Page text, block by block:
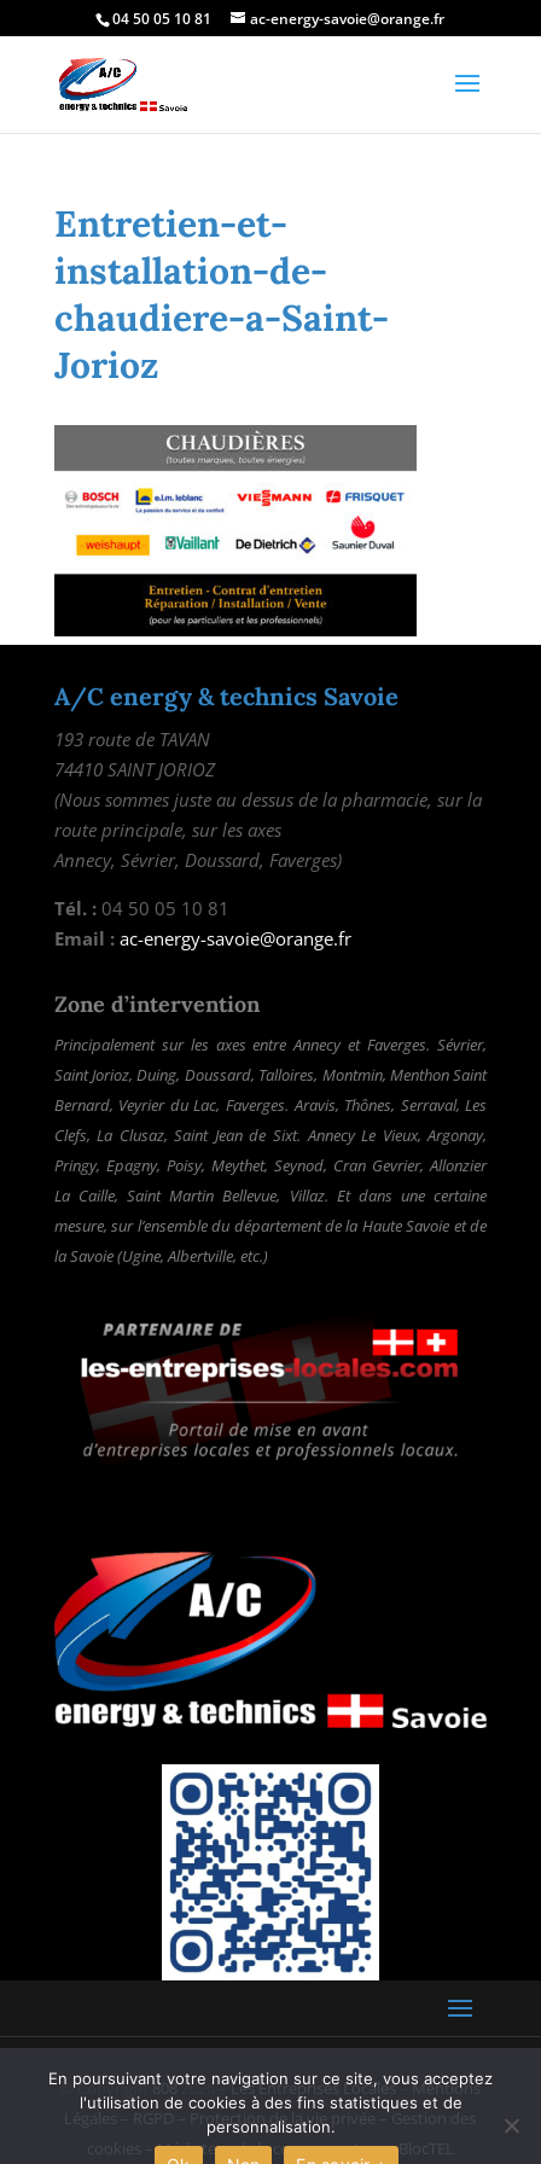
04 50 05 10 81 ac-energy-savoie@orange.fr
Entretien-et-
installation-de-
chaudiere-a-Saint-
Jorioz
A/C energy & technics Savoie
193 route de TAVAN
74410 SAINT JORIOZ
(Nous sommes juste au dessus de la pharmacie, sur la
route principale, sur les axes
Annecy, Sévrier, Doussard, Faverges)
Tél. : 04 50 05 10 81
Email : ac-energy-savoie@orange.fr
Zone d’intervention
Principalement sur les axes entre Annecy et Faverges. Sévrier,
Saint Jorioz, Duing, Doussard, Talloires, Montmin, Menthon Saint
Bernard, Veyrier du Lac, Faverges. Aravis, Thônes, Serraval, Les
Clefs, La Clusaz, Saint Jean de Sixt. Annecy Le Vieux, Argonay,
Pringy, Epagny, Poisy, Meythet, Seynod, Cran Gevrier, Allonzier
La Caille, Saint Martin Bellevue, Villaz. Et dans une certaine
mesure, sur l’ensemble du département de la Haute Savoie et de
la Savoie (Ugine, Albertville, etc.)
© Copyright8082026 –Les Entreprises Locales–Mentions
Légales – RGPD – Protection de la vie privée – Gestion des
cookies – Médiateur de la consommation – BlocTEL
En poursuivant votre navigation sur ce site, vous acceptez
l'utilisation de cookies à des fins statistiques et de
personnalisation.